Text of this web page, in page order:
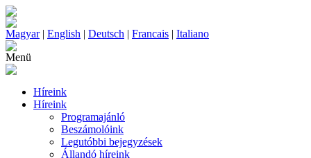
Magyar| English | Deutsch | Francais | Italiano
Menü
Híreink
Híreink
Programajánló
Beszámolóink
Legutóbbi bejegyzések
Állandó híreink